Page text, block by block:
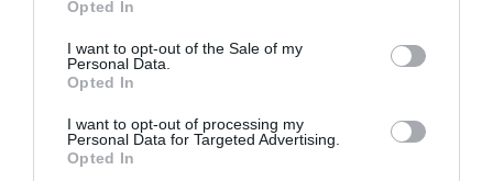
use your data for below specified purposes in below Google
consent section.
Opted In
I want to opt-out of the Sale of my
Personal Data.
Opted In
I want to opt-out of processing my
Personal Data for Targeted Advertising.
Opted In
Olvasd el ezt is!
10+1 tipp a biztonságos külföldi bankkártya
használathoz
Már több a bankkártya, mint a lakos
Magyarországon